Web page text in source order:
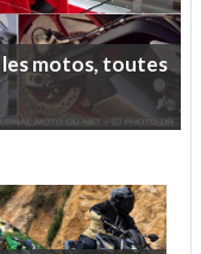
lesmotos,toutes